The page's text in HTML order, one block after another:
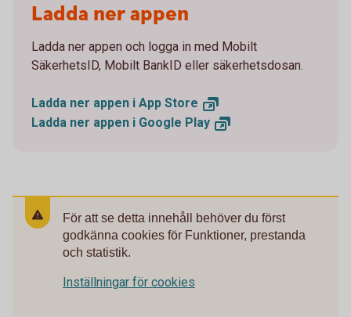
Ladda ner appen
Ladda ner appen och logga in med Mobilt
SäkerhetsID, Mobilt BankID eller säkerhetsdosan.
Ladda ner appen i App Store
Ladda ner appen i Google Play
För att se detta innehåll behöver du först
godkänna cookies för Funktioner, prestanda
och statistik.
Inställningar för cookies